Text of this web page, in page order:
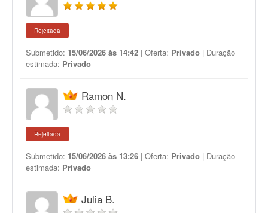
Rejeitada
Submetido: 15/06/2026 às 14:42 | Oferta: Privado | Duração
estimada: Privado
Ramon N.
Rejeitada
Submetido: 15/06/2026 às 13:26 | Oferta: Privado | Duração
estimada: Privado
Julia B.